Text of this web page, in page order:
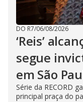
DO R7/06/08/2026
‘Reis’
segue
em São
Série da RECORD
principal praça do